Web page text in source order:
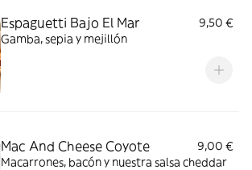
Espaguetti Bajo El Mar
9,50 €
Gamba, sepia y mejillón
Mac And Cheese Coyote
9,00 €
Macarrones, bacón y nuestra salsa cheddar